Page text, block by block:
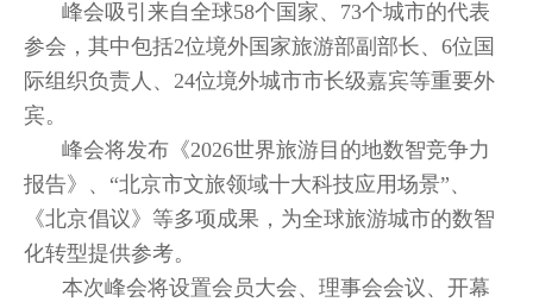
峰会吸引来自全球58个国家、73个城市的代表
参会，其中包括2位境外国家旅游部副部长、6位国
际组织负责人、24位境外城市市长级嘉宾等重要外
宾。
峰会将发布《2026世界旅游目的地数智竞争力
报告》、“北京市文旅领域十大科技应用场景”、
《北京倡议》等多项成果，为全球旅游城市的数智
化转型提供参考。
本次峰会将设置会员大会、理事会会议、开幕